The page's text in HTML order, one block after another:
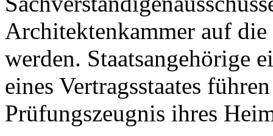
Architektenkammer auf
werden. Staatsangehörige
eines Vertragsstaates
Prüfungszeugnis ihres